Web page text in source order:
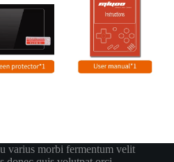
varius morbi fermentum velit